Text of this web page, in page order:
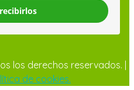
los derechos reservados. |
de cookies.